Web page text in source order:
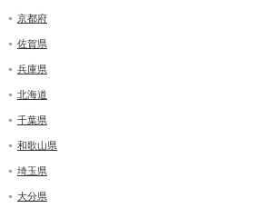
京都府
佐賀県
兵庫県
北海道
千葉県
和歌山県
埼玉県
大分県